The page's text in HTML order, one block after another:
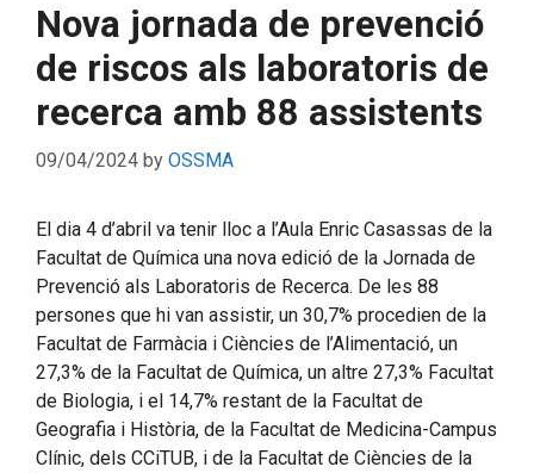
Nova jornada de prevenció
de riscos als laboratoris de
recerca amb 88 assistents
09/04/2024 by OSSMA
El dia 4 d’abril va tenir lloc a l’Aula Enric Casassas de la
Facultat de Química una nova edició de la Jornada de
Prevenció als Laboratoris de Recerca. De les 88
persones que hi van assistir, un 30,7% procedien de la
Facultat de Farmàcia i Ciències de l’Alimentació, un
27,3% de la Facultat de Química, un altre 27,3% Facultat
de Biologia, i el 14,7% restant de la Facultat de
Geografia i Història, de la Facultat de Medicina-Campus
Clínic, dels CCiTUB, i de la Facultat de Ciències de la